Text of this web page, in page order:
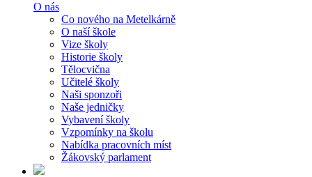
O nás
Co nového na Metelkárně
O naší škole
Vize školy
Historie školy
Tělocvična
Učitelé školy
Naši sponzoři
Naše jedničky
Vybavení školy
Vzpomínky na školu
Nabídka pracovních míst
Žákovský parlament